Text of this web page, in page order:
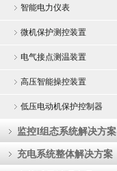
智能电力仪表
微机保护测控装置
电气接点测温装置
高压智能操控装置
低压电动机保护控制器
监控I组态系统解决方案
充电系统整体解决方案